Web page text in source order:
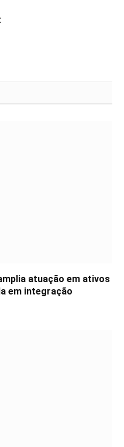
atuação em ativos
em integração